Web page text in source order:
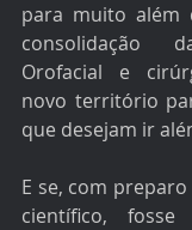
para muito além
consolidação
Orofacial e
novo território
que desejam ir
E se, com
científico, fosse